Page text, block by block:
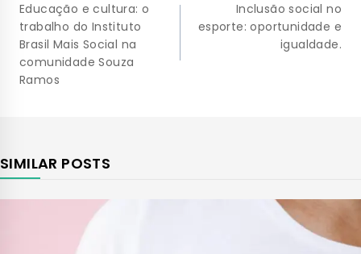
Educação e cultura: o
trabalho do Instituto
Brasil Mais Social na
comunidade Souza
Ramos
Inclusão social no
esporte: oportunidade e
igualdade.
SIMILAR POSTS